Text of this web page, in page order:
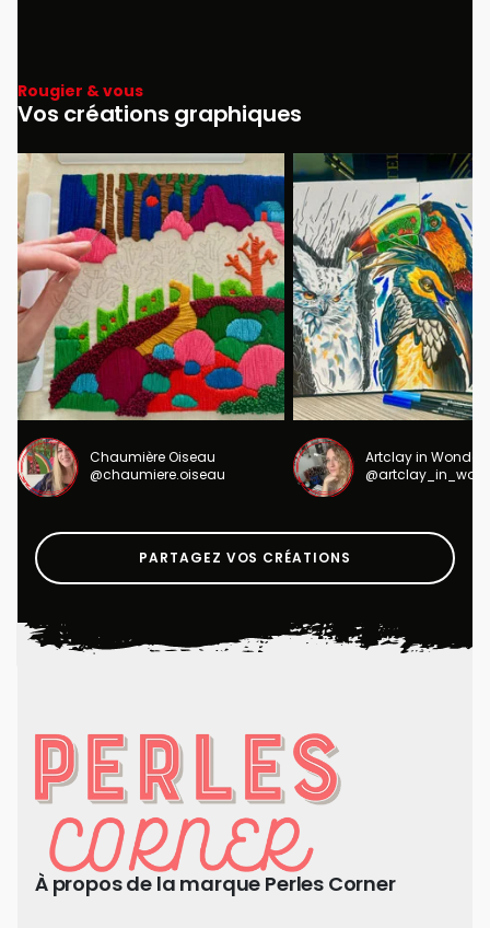
Rougier & vous
Vos créations graphiques
Chaumière Oiseau
@chaumiere.oiseau
Artclay in
PARTAGEZ VOS CRÉATIONS
À propos de la marque Perles Corner